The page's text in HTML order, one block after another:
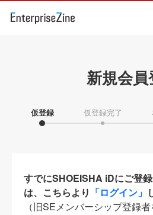
新規会
仮登録 仮登録完了
すでにSHOEISHA iDにご登
は、こちらより 「ログイン」
（旧SEメンバーシップ登録者